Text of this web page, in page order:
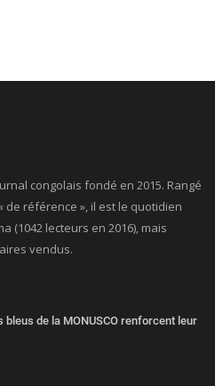
congolais fondé en 2015. Rangé
référence », il est le quotidien
(1042 lecteurs en 2016), mais
vendus.
bleus de la MONUSCO renforcent leur